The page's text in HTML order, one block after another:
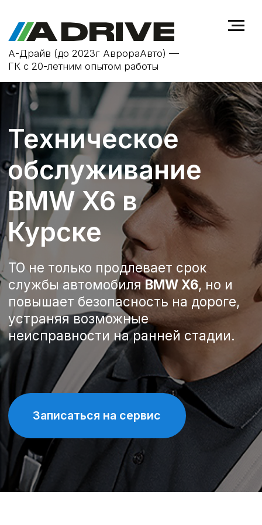
А-Драйв (до 2023г АврораАвто) —
Техническое
обслуживание
BMW X6 в
Курске
ТО не только продлевает срок
службы автомобиля BMW X6, но и
повышает безопасность на дороге,
устраняя возможные
неисправности на ранней стадии.
Записаться на сервис
Спецпредложения на
техническое обслуживание
BMW X6